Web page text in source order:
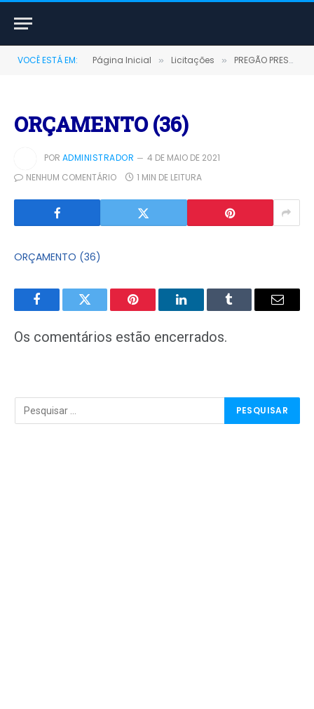
VOCÊ ESTÁ EM: Página Inicial » Licitações » PREGÃO PRESENCIAL Nº 0002/2020-SRP (AQUISIÇÃO DE COMBUSTÍVEIS E GAS LIQUEFEITO DE PETROLEO (GLP))
ORÇAMENTO (36)
POR ADMINISTRADOR
4 DE MAIO DE 2021
NENHUM COMENTÁRIO
1 MIN DE LEITURA
ORÇAMENTO (36)
FacebookTwitter Pinterest LinkedInTumblr
E-
Os comentários estão encerrados.